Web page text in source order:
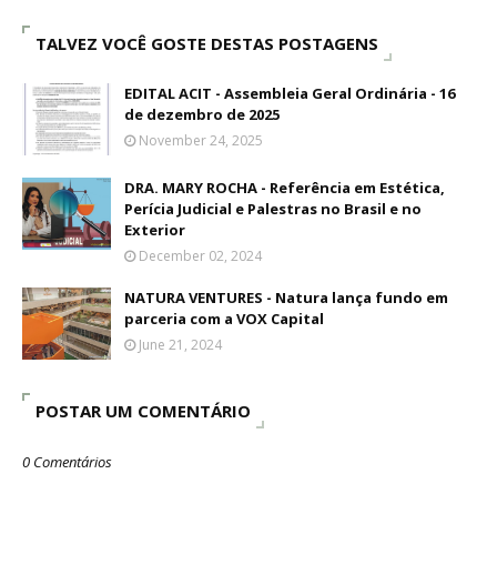
TALVEZ VOCÊ GOSTE DESTAS POSTAGENS
EDITAL ACIT - Assembleia Geral Ordinária - 16
de dezembro de 2025
November 24, 2025
DRA. MARY ROCHA - Referência em Estética,
Perícia Judicial e Palestras no Brasil e no
Exterior
December 02, 2024
NATURA VENTURES - Natura lança fundo em
parceria com a VOX Capital
June 21, 2024
POSTAR UM COMENTÁRIO
0 Comentários